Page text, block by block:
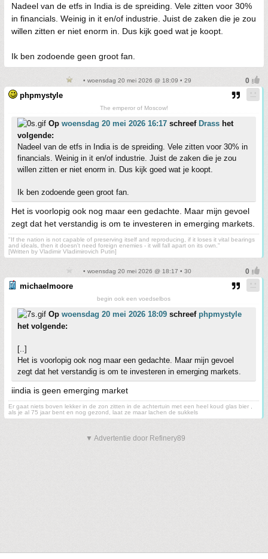
Nadeel van de etfs in India is de spreiding. Vele zitten voor 30%
in financials. Weinig in it en/of industrie. Juist de zaken die je zou
willen zitten er niet enorm in. Dus kijk goed wat je koopt.
Ik ben zodoende geen groot fan.
• woensdag 20 mei 2026 @ 18:09 • 29
phpmystyle
The emperor of Moscow!
Op woensdag 20 mei 2026 16:17 schreef Drass het
volgende:
Nadeel van de etfs in India is de spreiding. Vele zitten voor 30% in
financials. Weinig in it en/of industrie. Juist de zaken die je zou
willen zitten er niet enorm in. Dus kijk goed wat je koopt.
Ik ben zodoende geen groot fan.
Het is voorlopig ook nog maar een gedachte. Maar mijn gevoel
zegt dat het verstandig is om te investeren in emerging markets.
"If the nation is not capable of preserving itself and reproducing, if it loses it vital bearings
and ideals, then it doesn't need foreign enemies - it will fall apart on its own."
[Written by Vladimir Vladimirovich Putin]
• woensdag 20 mei 2026 @ 18:17 • 30
michaelmoore
begin ook een voedselbos
Op woensdag 20 mei 2026 18:09 schreef phpmystyle
het volgende:
[..]
Het is voorlopig ook nog maar een gedachte. Maar mijn gevoel
zegt dat het verstandig is om te investeren in emerging markets.
iindia is geen emerging market
Er gaat niets boven lekker in de zon zitten in de achtertuin met een heel koud glas bier ,
als je al 75 jaar bent en nog gezond, laat ze maar lachen de sukkels
▼ Advertentie door Refinery89